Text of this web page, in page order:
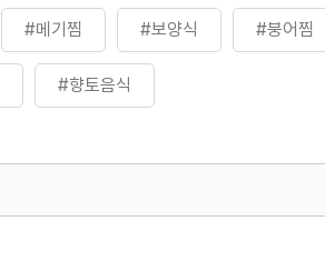
#메기찜 #보양식 #붕어찜
#향토음식